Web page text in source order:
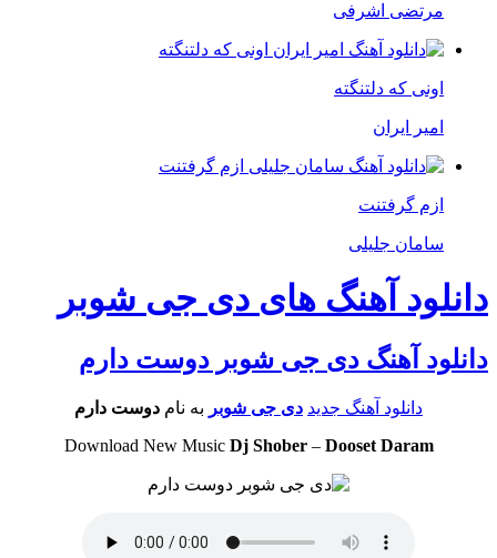
مرتضی اشرفی
اونی که دلتنگته
امیر ایران
ازم گرفتنت
سامان جلیلی
دانلود آهنگ های دی جی شوبر
دانلود آهنگ دی جی شوبر دوست دارم
دانلود آهنگ جدید دی جی شوبر به نام دوست دارم
Download New Music Dj Shober– Dooset Daram